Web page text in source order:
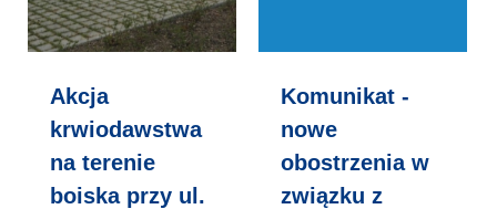
Akcja
krwiodawstwa
na terenie
boiska przy ul.
Komunikat -
nowe
obostrzenia w
związku z